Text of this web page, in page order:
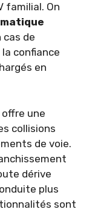
familial. On
de
confiance
en
une
collisions
de voie.
dérive
plus
sont